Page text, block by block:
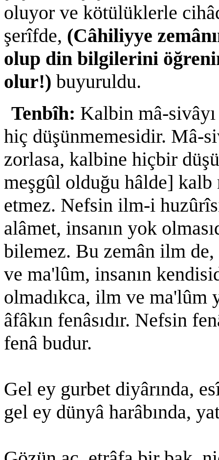
oluyor ve kötülüklerle
şerîfde, (Câhiliyye
olup din bilgilerini
olur!) buyuruldu.
Tenbîh: Kalbin mâ-sivâyı
hiç düşünmemesidir. Mâ-
zorlasa, kalbine hiçbir
meşgûl olduğu hâlde]
etmez. Nefsin ilm-i
alâmet, insanın yok
bilemez. Bu zemân ilm
ve ma'lûm, insanın
olmadıkca, ilm ve ma'lûm
âfâkın fenâsıdır. Nefsin
fenâ budur.
Gel ey gurbet diyârında,
gel ey dünyâ harâbında,